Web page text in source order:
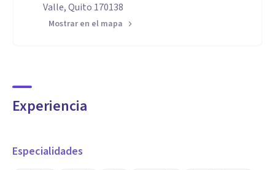
Valle, Quito 170138
Mostrar en el mapa
Experiencia
Especialidades